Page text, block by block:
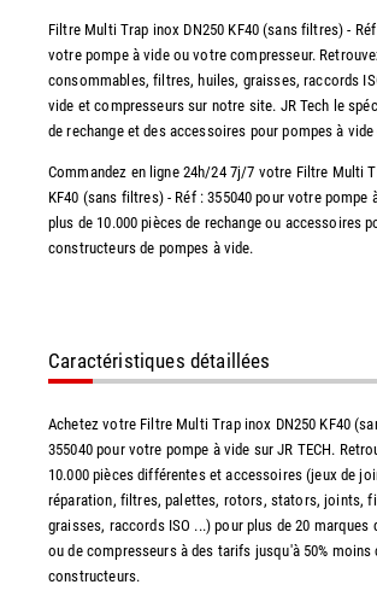
Filtre Multi Trap inox DN250 KF40 (sans filtres) -
votre pompe à vide ou votre compresseur.
consommables, filtres, huiles, graisses, raccords
vide et compresseurs sur notre site. JR Tech le
de rechange et des accessoires pour pompes à vide
Commandez en ligne 24h/24 7j/7 votre Filtre Multi
KF40 (sans filtres) - Réf : 355040 pour votre pompe
plus de 10.000 pièces de rechange ou accessoires
constructeurs de pompes à vide.
Caractéristiques détaillées
Achetez votre Filtre Multi Trap inox DN250 KF40
355040 pour votre pompe à vide sur JR TECH.
10.000 pièces différentes et accessoires (jeux de
réparation, filtres, palettes, rotors, stators, joints,
graisses, raccords ISO ...) pour plus de 20 marques
ou de compresseurs à des tarifs jusqu'à 50% moins
constructeurs.